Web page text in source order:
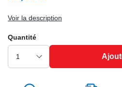
Voir la description
Quantité